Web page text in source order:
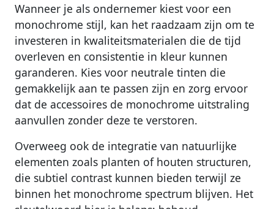
Wanneer je als ondernemer kiest voor een
monochrome stijl, kan het raadzaam zijn om te
investeren in kwaliteitsmaterialen die de tijd
overleven en consistentie in kleur kunnen
garanderen. Kies voor neutrale tinten die
gemakkelijk aan te passen zijn en zorg ervoor
dat de accessoires de monochrome uitstraling
aanvullen zonder deze te verstoren.
Overweeg ook de integratie van natuurlijke
elementen zoals planten of houten structuren,
die subtiel contrast kunnen bieden terwijl ze
binnen het monochrome spectrum blijven. Het